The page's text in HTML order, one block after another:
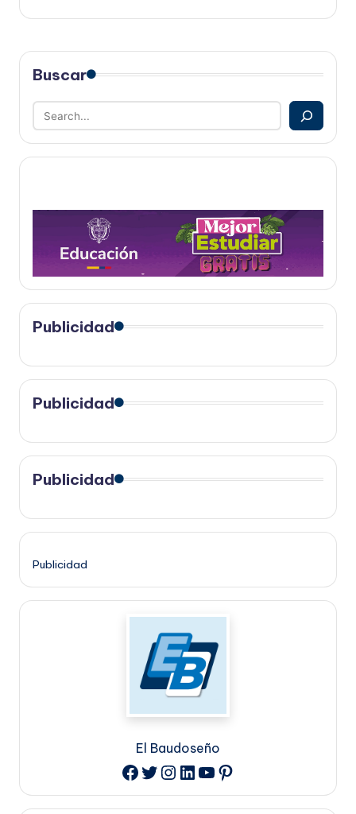
Buscar
Publicidad
Publicidad
Publicidad
Publicidad
El Baudoseño
Facebook
Twitter
Instagram
LinkedIn
YouTube
Pinterest